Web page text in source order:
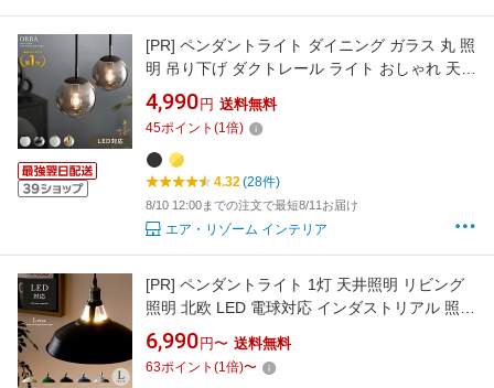
[PR] ペンダントライト ダイニング ガラス 丸 照
明 吊り下げ ダクトレール ライト おしゃれ 天井
照明 間接照明 リビング照明 キッチン トイレ 1
灯 LED LED対応 モダン レトロ 北欧 黒 金 白 ブ
ラック ゴールド ホワイト 工事不要 ORBA(オル
バ)
4,990 円 送料無料
45ポイント (1倍)
4.32(28件)
8/10 12:00までの注文で最短8/11お届け
エア・リゾーム インテリア
[PR] ペンダントライト 1灯 天井照明 リビング
照明 北欧 LED 電球対応 インダストリアル 照明
器具 おしゃれ 西海岸 ヴィンテージ ダイニング
用 食卓用 6畳 スチール リビング用 居間用 寝室
照明 Lena〔レナ〕Lサイズ
6,990 円〜 送料無料
63ポイント (1倍)〜